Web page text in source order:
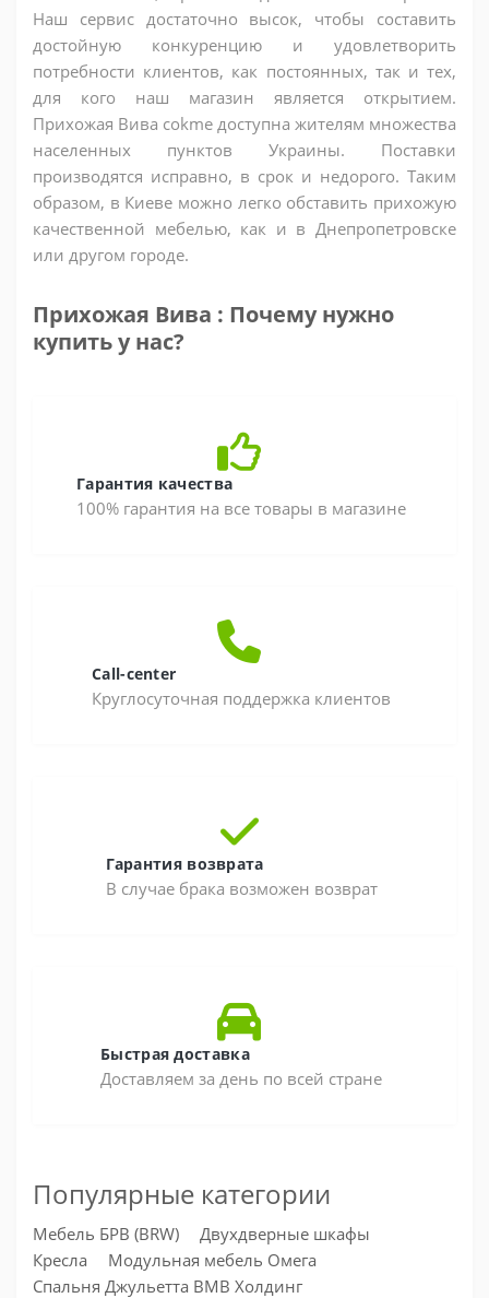
Наш сервис достаточно высок, чтобы составить
достойную конкуренцию и удовлетворить
потребности клиентов, как постоянных, так и тех,
для кого наш магазин является открытием.
Прихожая Вива cokme доступна жителям множества
населенных пунктов Украины. Поставки
производятся исправно, в срок и недорого. Таким
образом, в Киеве можно легко обставить прихожую
качественной мебелью, как и в Днепропетровске
или другом городе.
Прихожая Вива : Почему нужно
купить у нас?
Гарантия качества
100% гарантия на все товары в магазине
Call-center
Круглосуточная поддержка клиентов
Гарантия возврата
В случае брака возможен возврат
Быстрая доставка
Доставляем за день по всей стране
Популярные категории
Мебель БРВ (BRW)
Двухдверные шкафы
Кресла
Модульная мебель Омега
Спальня Джульетта ВМВ Холдинг